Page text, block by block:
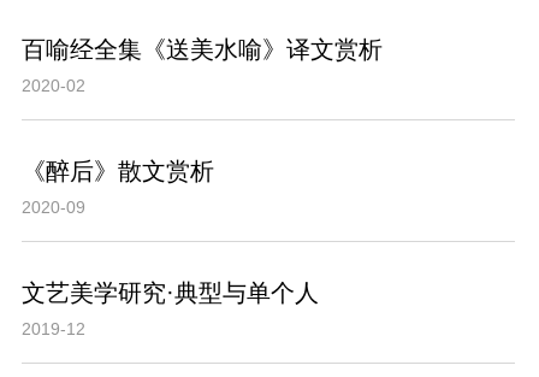
百喻经全集《送美水喻》译文赏析
2020-02
《醉后》散文赏析
2020-09
文艺美学研究·典型与单个人
2019-12